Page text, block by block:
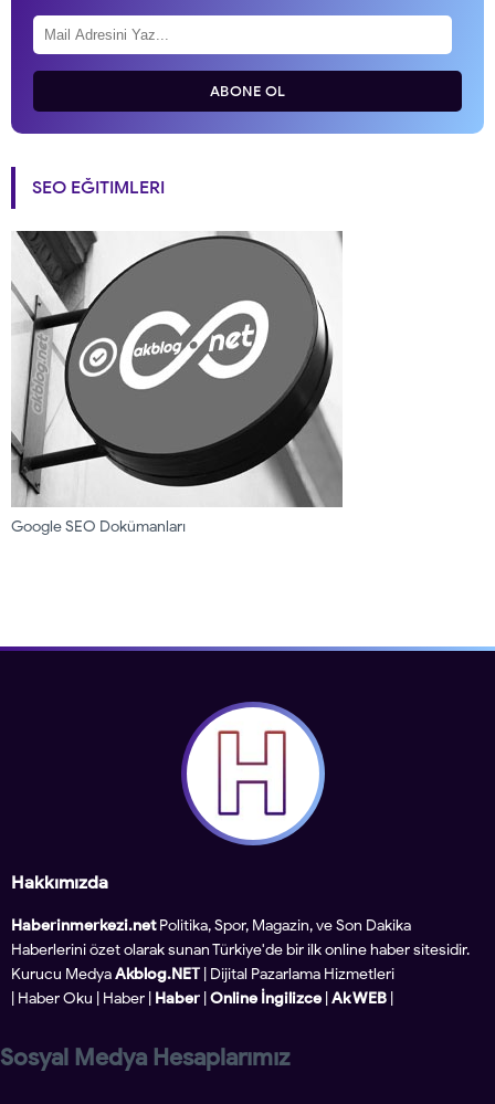
ABONE OL
SEO EĞITIMLERI
Google SEO Dokümanları
Hakkımızda
Haberinmerkezi.netPolitika, Spor, Magazin, ve Son Dakika
Haberlerini özet olarak sunan Türkiye'de bir ilk online haber sitesidir.
Kurucu MedyaAkblog.NET | Dijital Pazarlama Hizmetleri
Haber Oku Haber Haber Online İngilizce Ak WEB
Sosyal Medya Hesaplarımız